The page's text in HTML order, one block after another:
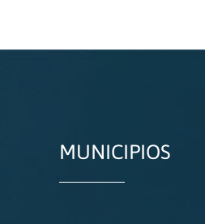
MUNICIPIOS